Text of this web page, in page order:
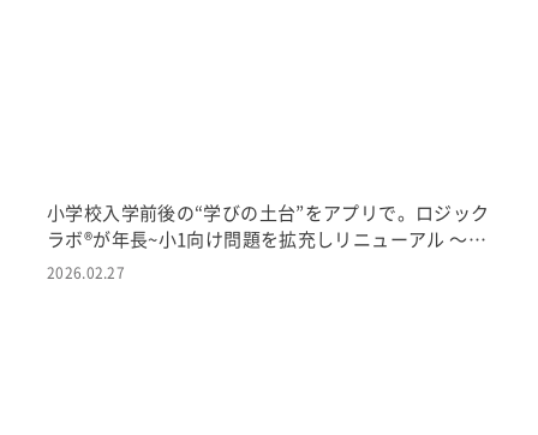
小学校入学前後の“学びの土台”をアプリで。ロジック
ラボ®が年長~小1向け問題を拡充しリニューアル 〜こ
とば・かず・生活の基礎を遊ぶ感覚で、音声読み上げ
2026.02.27